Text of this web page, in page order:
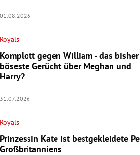
01.08.2026
Royals
Komplott gegen William - das bisher
böseste Gerücht über Meghan und
Harry?
31.07.2026
Royals
Prinzessin Kate ist bestgekleidete
Großbritanniens